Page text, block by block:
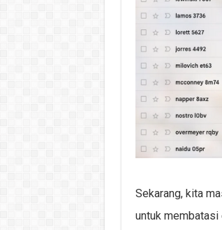
Sekarang, kita
untuk membatasi